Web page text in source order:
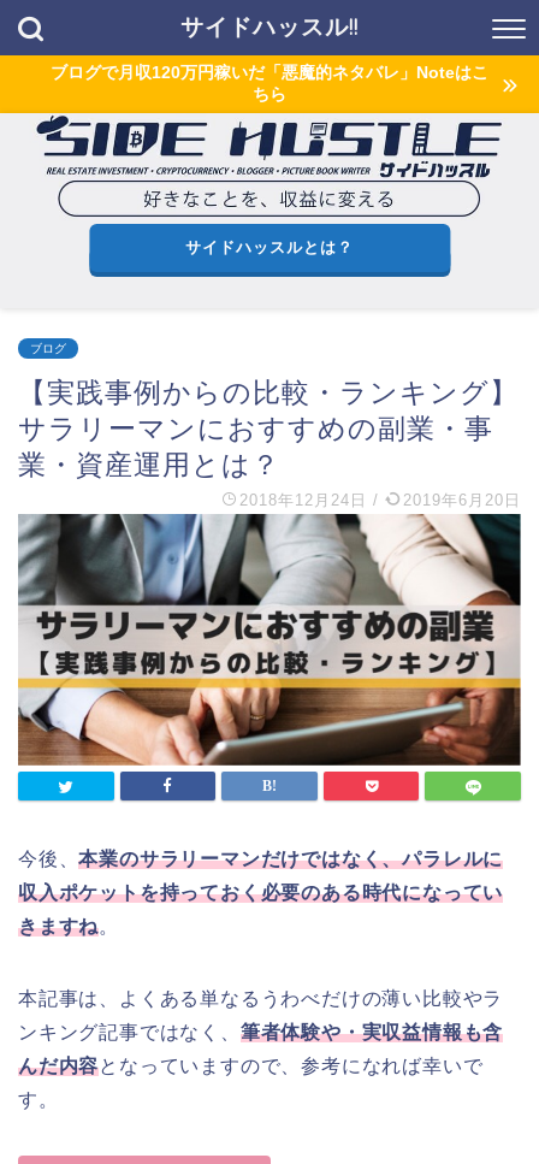
サイドハッスル!!
ブログで月収120万円稼いだ「悪魔的ネタバレ」Noteはこ
ちら
サイドハッスルとは？
ブログ
【実践事例からの比較・ランキング】
サラリーマンにおすすめの副業・事
業・資産運用とは？
2018年12月24日 / 2019年6月20日
今後、本業のサラリーマンだけではなく、パラレルに
収入ポケットを持っておく必要のある時代になってい
きますね。
本記事は、よくある単なるうわべだけの薄い比較やラ
ンキング記事ではなく、 筆者体験や・実収益情報も含
んだ内容となっていますので、参考になれば幸いで
す。